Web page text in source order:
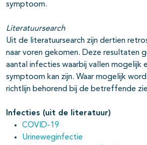
symptoom.
Literatuursearch
Uit de literatuursearch zijn dertien
naar voren gekomen. Deze resultaten
aantal infecties waarbij vallen mogelijk
symptoom kan zijn. Waar mogelijk
richtlijn behorend bij de betreffende
Infecties (uit de literatuur)
COVID-19
Urineweginfectie